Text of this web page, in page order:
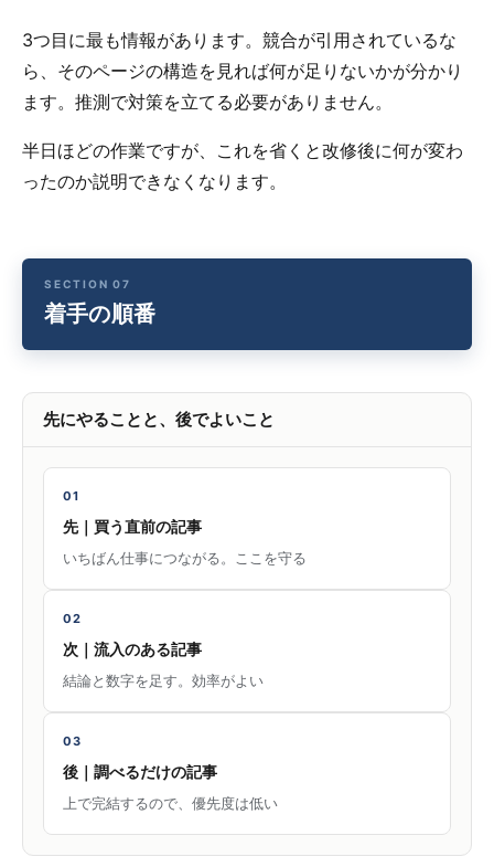
3つ目に最も情報があります。競合が引用されているな
ら、そのページの構造を見れば何が足りないかが分かり
ます。推測で対策を立てる必要がありません。
半日ほどの作業ですが、これを省くと改修後に何が変わ
ったのか説明できなくなります。
着手の順番
先にやることと、後でよいこと
01
先｜買う直前の記事
いちばん仕事につながる。ここを守る
02
次｜流入のある記事
結論と数字を足す。効率がよい
03
後｜調べるだけの記事
上で完結するので、優先度は低い